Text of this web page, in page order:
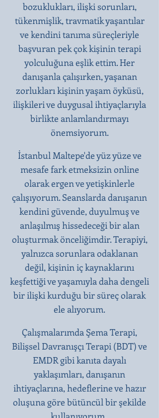
bozuklukları, ilişki sorunları,
tükenmişlik, travmatik yaşantılar
ve kendini tanıma süreçleriyle
başvuran pek çok kişinin terapi
yolculuğuna eşlik ettim. Her
danışanla çalışırken, yaşanan
zorlukları kişinin yaşam öyküsü,
ilişkileri ve duygusal ihtiyaçlarıyla
birlikte anlamlandırmayı
önemsiyorum.
İstanbul Maltepe'de yüz yüze ve
mesafe fark etmeksizin online
olarak ergen ve yetişkinlerle
çalışıyorum. Seanslarda danışanın
kendini güvende, duyulmuş ve
anlaşılmış hissedeceği bir alan
oluşturmak önceliğimdir. Terapiyi,
yalnızca sorunlara odaklanan
değil, kişinin iç kaynaklarını
keşfettiği ve yaşamıyla daha dengeli
bir ilişki kurduğu bir süreç olarak
ele alıyorum.
Çalışmalarımda Şema Terapi,
Bilişsel Davranışçı Terapi (BDT) ve
EMDR gibi kanıta dayalı
yaklaşımları, danışanın
ihtiyaçlarına, hedeflerine ve hazır
oluşuna göre bütüncül bir şekilde